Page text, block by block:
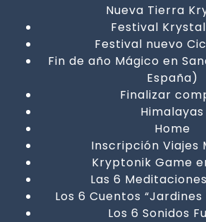
Nueva Tierra
Festival
Festival nuevo
Fin de año Mágico en
España)
Finalizar
Himalayas
Home
Inscripción Viajes
Kryptonik Game
Las 6
Los 6 Cuentos
Los 6 Sonidos